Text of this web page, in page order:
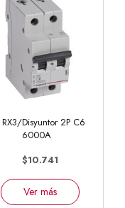
RX3/Disyuntor 2P C6
6000A
$10.741
Ver más